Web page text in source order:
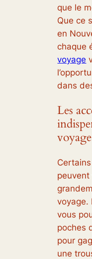
que le
Que ce
en
chaque
voyage
dans
Les
voyage
voyage.
vous
poches
pour
une